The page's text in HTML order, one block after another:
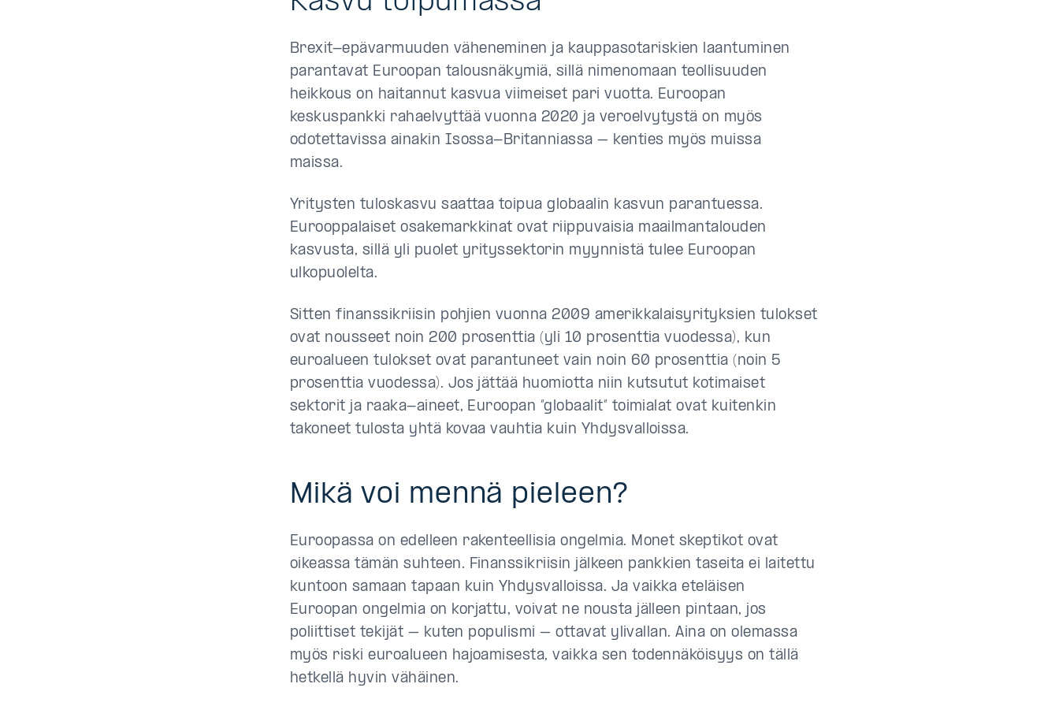
Brexit-epävarmuuden väheneminen ja kauppasotariskien laantuminen
parantavat Euroopan talousnäkymiä, sillä nimenomaan teollisuuden
heikkous on haitannut kasvua viimeiset pari vuotta. Euroopan
keskuspankki rahaelvyttää vuonna 2020 ja veroelvytystä on myös
odotettavissa ainakin Isossa-Britanniassa – kenties myös muissa
maissa.
Yritysten tuloskasvu saattaa toipua globaalin kasvun parantuessa.
Eurooppalaiset osakemarkkinat ovat riippuvaisia maailmantalouden
kasvusta, sillä yli puolet yrityssektorin myynnistä tulee Euroopan
ulkopuolelta.
Sitten finanssikriisin pohjien vuonna 2009 amerikkalaisyrityksien tulokset
ovat nousseet noin 200 prosenttia (yli 10 prosenttia vuodessa), kun
euroalueen tulokset ovat parantuneet vain noin 60 prosenttia (noin 5
prosenttia vuodessa). Jos jättää huomiotta niin kutsutut kotimaiset
sektorit ja raaka-aineet, Euroopan ”globaalit” toimialat ovat kuitenkin
takoneet tulosta yhtä kovaa vauhtia kuin Yhdysvalloissa.
Mikä voi mennä pieleen?
Euroopassa on edelleen rakenteellisia ongelmia. Monet skeptikot ovat
oikeassa tämän suhteen. Finanssikriisin jälkeen pankkien taseita ei laitettu
kuntoon samaan tapaan kuin Yhdysvalloissa. Ja vaikka eteläisen
Euroopan ongelmia on korjattu, voivat ne nousta jälleen pintaan, jos
poliittiset tekijät – kuten populismi – ottavat ylivallan. Aina on olemassa
myös riski euroalueen hajoamisesta, vaikka sen todennäköisyys on tällä
hetkellä hyvin vähäinen.